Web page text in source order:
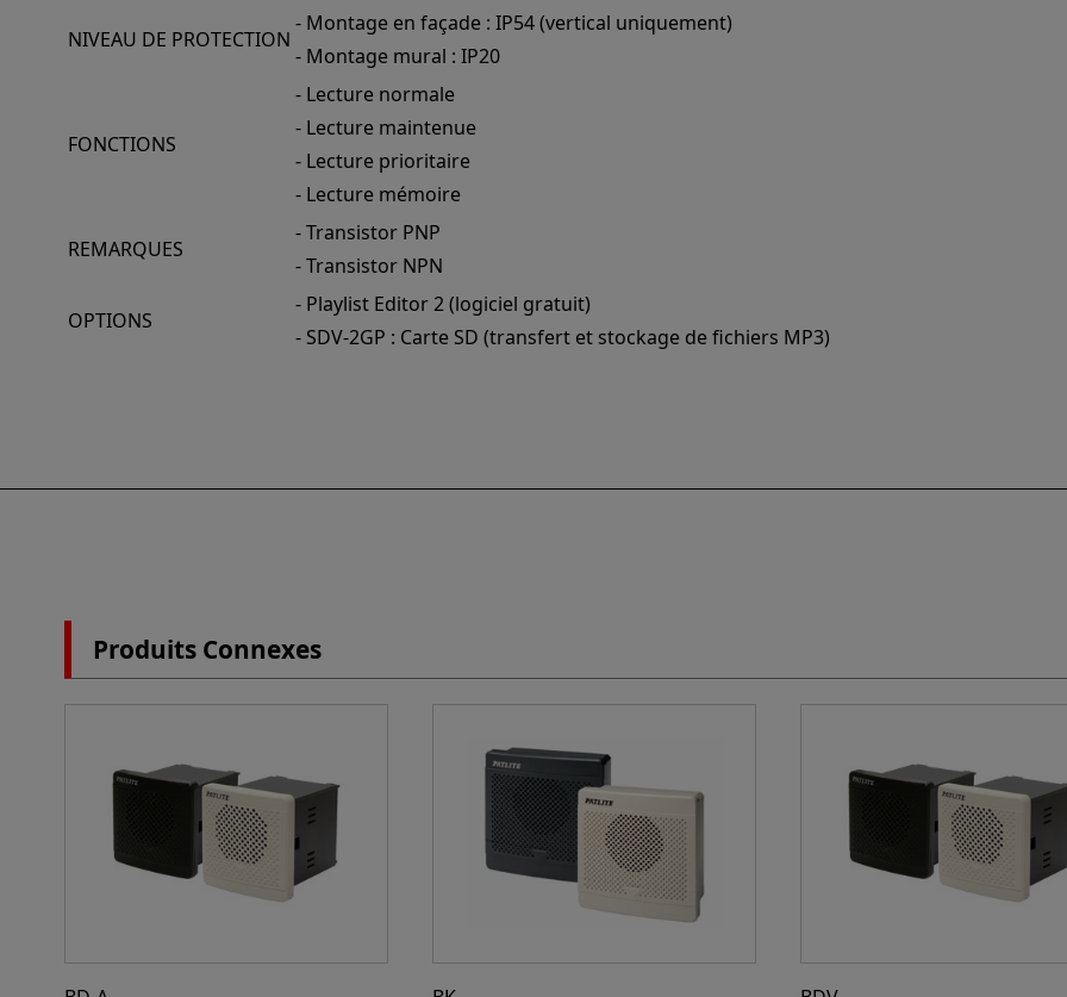
NIVEAU DE PROTECTION
- Montage en façade : IP54 (vertical uniquement)
- Montage mural : IP20
FONCTIONS
- Lecture normale
- Lecture maintenue
- Lecture prioritaire
- Lecture mémoire
REMARQUES
- Transistor PNP
- Transistor NPN
OPTIONS
- Playlist Editor 2 (logiciel gratuit)
- SDV-2GP : Carte SD (transfert et stockage de fichiers MP3)
Produits Connexes